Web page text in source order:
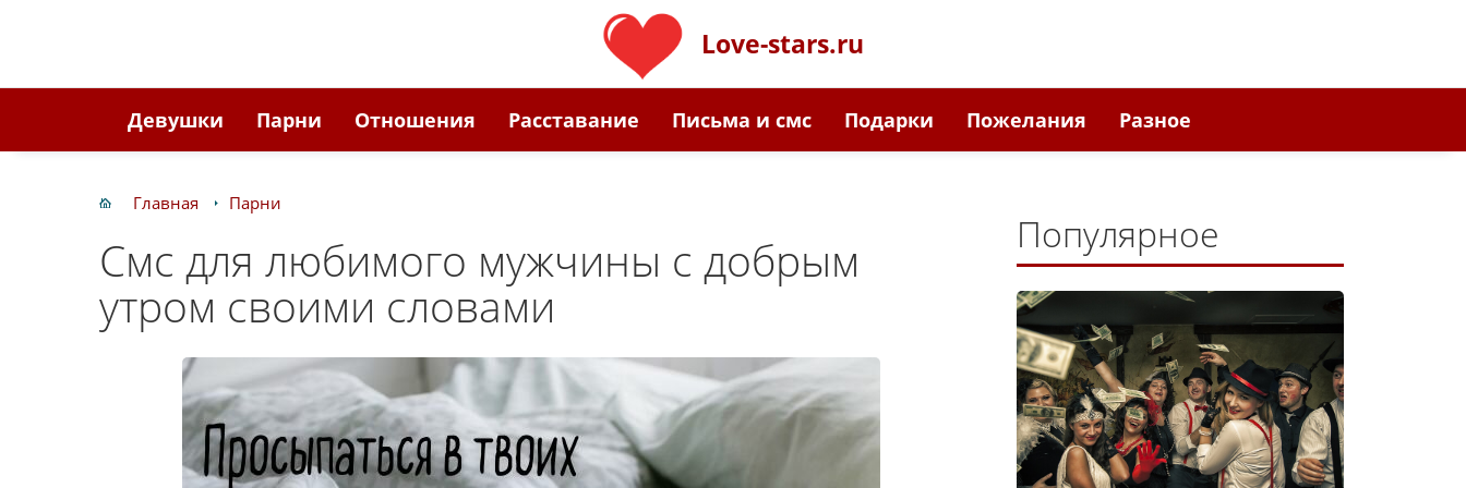
Love-stars.ru
Девушки Парни Отношения Расставание Письма и смс Подарки Пожелания Разное
Главная Парни
Смс для любимого мужчины с добрым
утром своими словами
Популярное